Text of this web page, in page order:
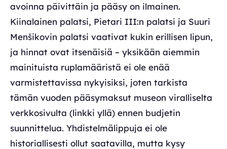
avoinna päivittäin ja pääsy on ilmainen.
Kiinalainen palatsi, Pietari III:n palatsi ja Suuri
Menšikovin palatsi vaativat kukin erillisen lipun,
ja hinnat ovat itsenäisiä – yksikään aiemmin
mainituista ruplamääristä ei ole enää
varmistettavissa nykyisiksi, joten tarkista
tämän vuoden pääsymaksut museon viralliselta
verkkosivulta (linkki yllä) ennen budjetin
suunnittelua. Yhdistelmälippuja ei ole
historiallisesti ollut saatavilla, mutta kysy